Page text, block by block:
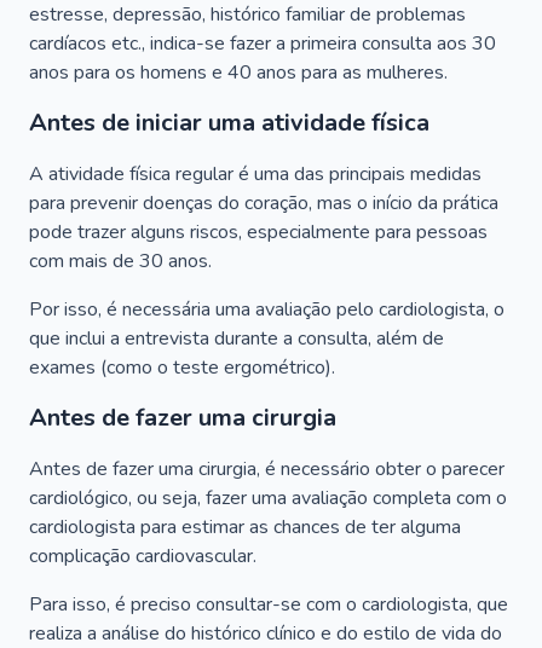
estresse, depressão, histórico familiar de problemas
cardíacos etc., indica-se fazer a primeira consulta aos 30
anos para os homens e 40 anos para as mulheres.
Antes de iniciar uma atividade física
A atividade física regular é uma das principais medidas
para prevenir doenças do coração, mas o início da prática
pode trazer alguns riscos, especialmente para pessoas
com mais de 30 anos.
Por isso, é necessária uma avaliação pelo cardiologista, o
que inclui a entrevista durante a consulta, além de
exames (como o teste ergométrico).
Antes de fazer uma cirurgia
Antes de fazer uma cirurgia, é necessário obter o parecer
cardiológico, ou seja, fazer uma avaliação completa com o
cardiologista para estimar as chances de ter alguma
complicação cardiovascular.
Para isso, é preciso consultar-se com o cardiologista, que
realiza a análise do histórico clínico e do estilo de vida do